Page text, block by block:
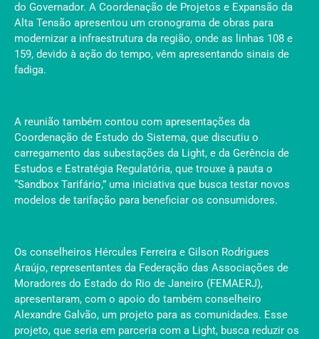
do Governador. A Coordenação de Projetos e Expansão da
Alta Tensão apresentou um cronograma de obras para
modernizar a infraestrutura da região, onde as linhas 108 e
159, devido à ação do tempo, vêm apresentando sinais de
fadiga.
A reunião também contou com apresentações da
Coordenação de Estudo do Sistema, que discutiu o
carregamento das subestações da Light, e da Gerência de
Estudos e Estratégia Regulatória, que trouxe à pauta o
“Sandbox Tarifário,” uma iniciativa que busca testar novos
modelos de tarifação para beneficiar os consumidores.
Os conselheiros Hércules Ferreira e Gilson Rodrigues
Araújo, representantes da Federação das Associações de
Moradores do Estado do Rio de Janeiro (FEMAERJ),
apresentaram, com o apoio do também conselheiro
Alexandre Galvão, um projeto para as comunidades. Esse
projeto, que seria em parceria com a Light, busca reduzir os